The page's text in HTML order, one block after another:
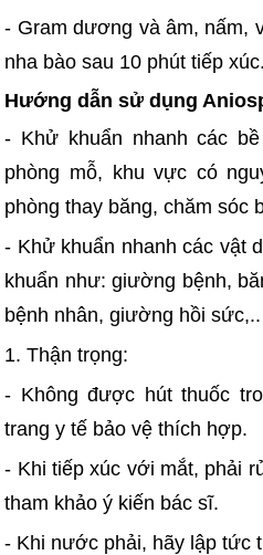
- Gram dương và âm, nấm,
nha bào sau 10 phút tiếp xúc.
Hướng dẫn sử dụng
- Khử khuẩn nhanh các
phòng mỗ, khu vực có
phòng thay băng, chăm sóc
- Khử khuẩn nhanh các vật
khuẩn như: giường bệnh,
bệnh nhân, giường hồi sức,..
1. Thận trọng:
- Không được hút thuốc
trang y tế bảo vệ thích hợp.
- Khi tiếp xúc với mắt, phải
tham khảo ý kiến bác sĩ.
- Khi nước phải, hãy lập tức